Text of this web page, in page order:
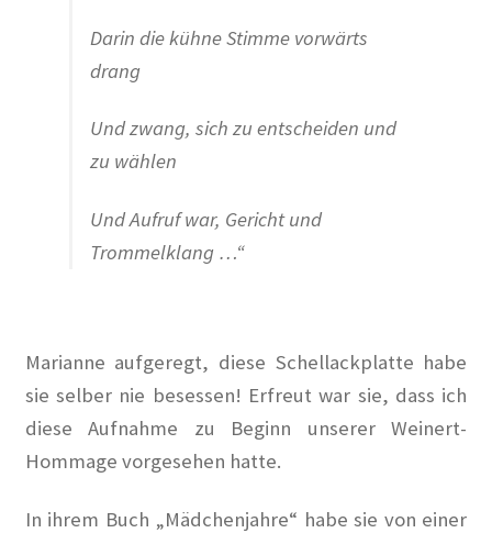
Erinnerung und Mahnung zugleich – Otto Wels
Les Milles: Vom Internierungslager zur Gedenkstätte
Gästebuch
Gedenken an Alwin Schütze
Gedenken an Dinah Nelken – Schriftstellerin,
Journalistin und Widerstandskämpferin
Darin die kühne Stimme vorwärts
drang
Und zwang, sich zu entscheiden und
zu wählen
Und Aufruf war, Gericht und
Trommelklang …“
Marianne aufgeregt, diese Schellackplatte habe
sie selber nie besessen! Erfreut war sie, dass ich
diese Aufnahme zu Beginn unserer Weinert-
Hommage vorgesehen hatte.
In ihrem Buch „Mädchenjahre“ habe sie von einer